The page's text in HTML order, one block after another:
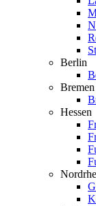
Berlin
Bremen
Hessen